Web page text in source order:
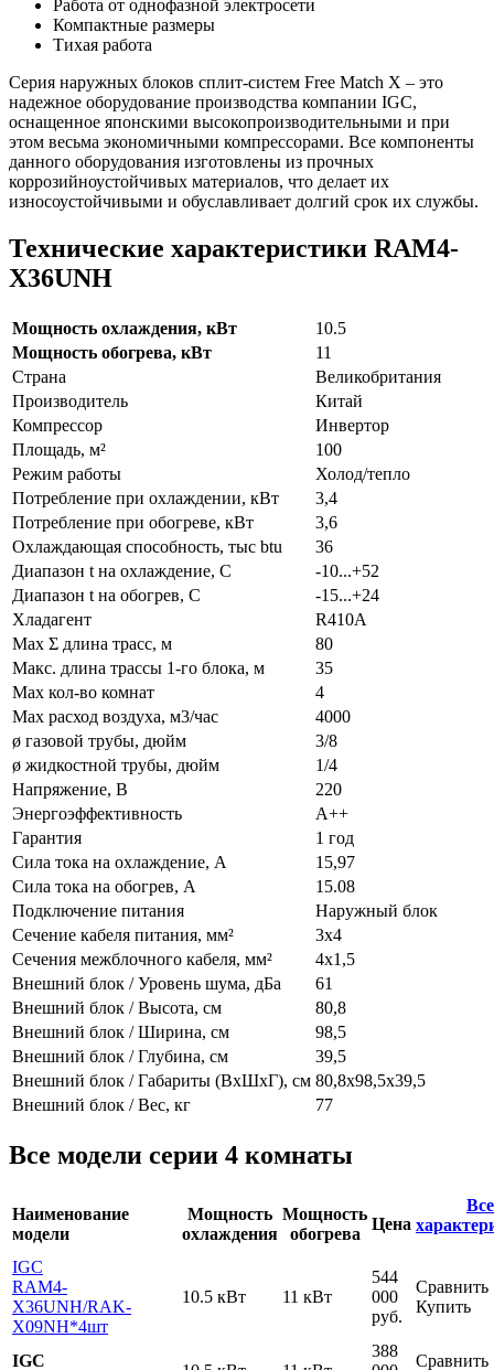
Работа от однофазной электросети
Компактные размеры
Тихая работа
Серия наружных блоков сплит-систем Free Match X – это
надежное оборудование производства компании IGC,
оснащенное японскими высокопроизводительными и при
этом весьма экономичными компрессорами. Все компоненты
данного оборудования изготовлены из прочных
коррозийноустойчивых материалов, что делает их
износоустойчивыми и обуславливает долгий срок их службы.
Технические характеристики RAM4-
X36UNH
Мощность охлаждения, кВт
10.5
Мощность обогрева, кВт
11
Страна
Великобритания
Производитель
Китай
Компрессор
Инвертор
Площадь, м²
100
Режим работы
Холод/тепло
Потребление при охлаждении, кВт
3,4
Потребление при обогреве, кВт
3,6
Охлаждающая способность, тыс btu
36
Диапазон t на охлаждение, С
-10...+52
Диапазон t на обогрев, С
-15...+24
Хладагент
R410A
Max Σ длина трасс, м
80
Макс. длина трассы 1-го блока, м
35
Max кол-во комнат
4
Max расход воздуха, м3/час
4000
ø газовой трубы, дюйм
3/8
ø жидкостной трубы, дюйм
1/4
Напряжение, В
220
Энергоэффективность
A++
Гарантия
1 год
Сила тока на охлаждение, А
15,97
Сила тока на обогрев, А
15.08
Подключение питания
Наружный блок
Сечение кабеля питания, мм²
3х4
Сечения межблочного кабеля, мм²
4х1,5
Внешний блок / Уровень шума, дБа
61
Внешний блок / Высота, см
80,8
Внешний блок / Ширина, см
98,5
Внешний блок / Глубина, см
39,5
Внешний блок / Габариты (ВхШхГ), см 80,8х98,5х39,5
Внешний блок / Вес, кг
77
Все модели серии 4 комнаты
Наименование
модели
Мощность
охлаждения
Мощность
обогрева
Цена
Все
IGC
RAM4-
X36UNH/RAK-
X09NH*4шт
10.5 кВт 11 кВт
544
000
руб.
Сравнить
Купить
IGC
388
Сравнить